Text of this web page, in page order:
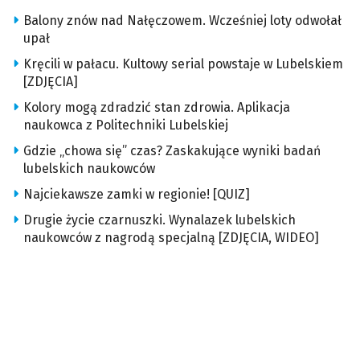
Balony znów nad Nałęczowem. Wcześniej loty odwołał
upał
Kręcili w pałacu. Kultowy serial powstaje w Lubelskiem
[ZDJĘCIA]
Kolory mogą zdradzić stan zdrowia. Aplikacja
naukowca z Politechniki Lubelskiej
Gdzie „chowa się” czas? Zaskakujące wyniki badań
lubelskich naukowców
Najciekawsze zamki w regionie! [QUIZ]
Drugie życie czarnuszki. Wynalazek lubelskich
naukowców z nagrodą specjalną [ZDJĘCIA, WIDEO]